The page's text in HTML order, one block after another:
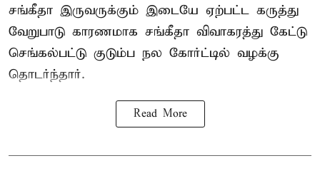
சங்கீதா இருவருக்கும் இடையே ஏற்பட்ட கருத்து
வேறுபாடு காரணமாக சங்கீதா விவாகரத்து கேட்டு
செங்கல்பட்டு குடும்ப நல கோர்ட்டில் வழக்கு
தொடர்ந்தார்.
Read More